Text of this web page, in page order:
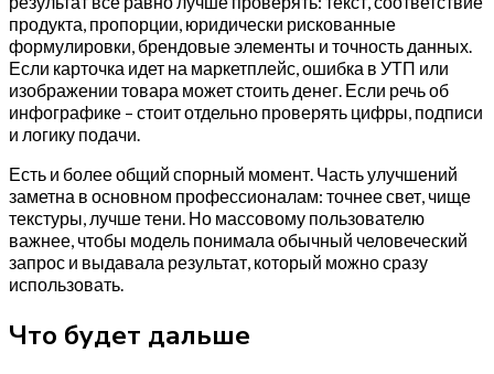
продукта, пропорции, юридически рискованные
формулировки, брендовые элементы и точность данных.
Если карточка идет на маркетплейс, ошибка в УТП или
изображении товара может стоить денег. Если речь об
инфографике – стоит отдельно проверять цифры, подписи
и логику подачи.
Есть и более общий спорный момент. Часть улучшений
заметна в основном профессионалам: точнее свет, чище
текстуры, лучше тени. Но массовому пользователю
важнее, чтобы модель понимала обычный человеческий
запрос и выдавала результат, который можно сразу
использовать.
Что будет дальше